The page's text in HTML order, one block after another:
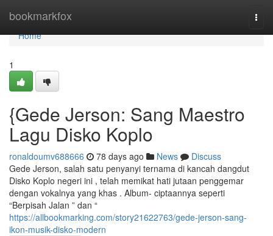
bookmarkfox
Home
Home
1
{Gede Jerson: Sang Maestro
Lagu Disko Koplo
ronaldoumv688666 78 days ago News
Discuss
Gede Jerson, salah satu penyanyi ternama di kancah dangdut
Disko Koplo negeri ini , telah memikat hati jutaan penggemar
dengan vokalnya yang khas . Album- ciptaannya seperti
“Berpisah Jalan ” dan “
https://allbookmarking.com/story21622763/gede-jerson-sang-
ikon-musik-disko-modern